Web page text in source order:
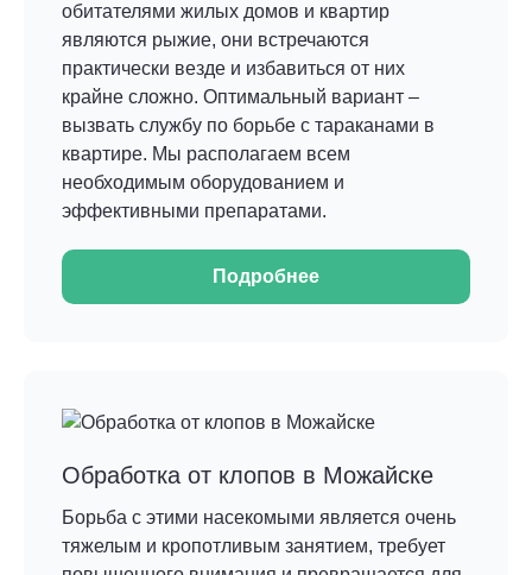
обитателями жилых домов и квартир
являются рыжие, они встречаются
практически везде и избавиться от них
крайне сложно. Оптимальный вариант –
вызвать службу по борьбе с тараканами в
квартире. Мы располагаем всем
необходимым оборудованием и
эффективными препаратами.
Подробнее
Обработка от клопов в Можайске
Борьба с этими насекомыми является очень
тяжелым и кропотливым занятием, требует